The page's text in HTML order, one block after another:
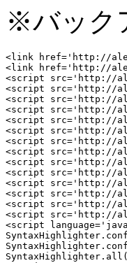
※バック
<link href='http://
<link href='http://
<script src='http://
<script src='http://
<script src='http://
<script src='http://
<script src='http://
<script src='http://
<script src='http://
<script src='http://
<script src='http://
<script src='http://
<script src='http://
<script src='http://
<script src='http://
<script src='http://
<script